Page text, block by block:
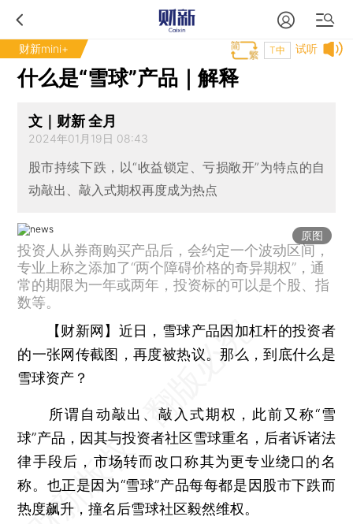
财新mini+ 试听
T中
什么是“雪球”产品｜解释
文｜财新 全月
2024年01月19日 08:43
股市持续下跌，以“收益锁定、亏损敞开”为特点的自
动敲出、敲入式期权再度成为热点
原图
投资人从券商购买产品后，会约定一个波动区间，
专业上称之添加了“两个障碍价格的奇异期权”，通
常的期限为一年或两年，投资标的可以是个股、指
数等。
【财新网】 近日，雪球产品因加杠杆的投资者
的一张网传截图，再度被热议。那么，到底什么是
雪球资产？
所谓自动敲出、敲入式期权，此前又称“雪
球”产品，因其与投资者社区雪球重名，后者诉诸法
律手段后，市场转而改口称其为更专业绕口的名
称。也正是因为“雪球”产品每每都是因股市下跌而
热度飙升，撞名后雪球社区毅然维权。